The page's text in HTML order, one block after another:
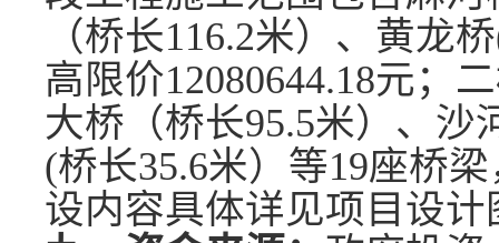
（桥长116.2米）、黄龙桥
高限价12080644.18元； 二
大桥（桥长95.5米）、沙
(桥长35.6米）等19座桥
设内容具体详见项目设